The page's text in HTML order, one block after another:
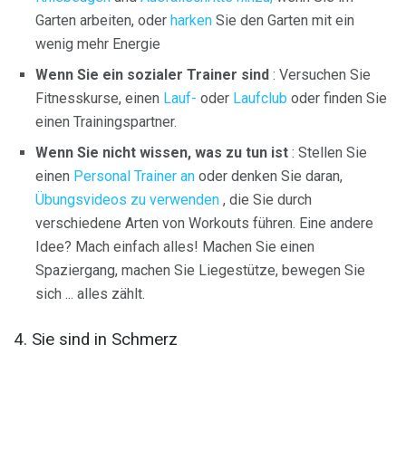
Garten arbeiten, oder harken Sie den Garten mit ein
wenig mehr Energie
Wenn Sie ein sozialer Trainer sind : Versuchen Sie
Fitnesskurse, einen Lauf- oder Laufclub oder finden Sie
einen Trainingspartner.
Wenn Sie nicht wissen, was zu tun ist : Stellen Sie
einen Personal Trainer an oder denken Sie daran,
Übungsvideos zu verwenden , die Sie durch
verschiedene Arten von Workouts führen. Eine andere
Idee? Mach einfach alles! Machen Sie einen
Spaziergang, machen Sie Liegestütze, bewegen Sie
sich ... alles zählt.
4. Sie sind in Schmerz